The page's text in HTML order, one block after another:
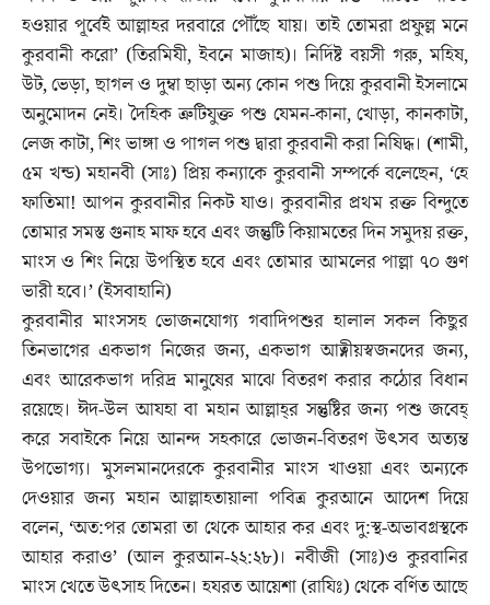
হওয়ার পূর্বেই আল্লাহর দরবারে পৌঁছে যায়। তাই তোমরা প্রফুল্ল মনে
কুরবানী করো’ (তিরমিযী, ইবনে মাজাহ)। নির্দিষ্ট বয়সী গরু, মহিষ,
উট, ভেড়া, ছাগল ও দুম্বা ছাড়া অন্য কোন পশু দিয়ে কুরবানী ইসলামে
অনুমোদন নেই। দৈহিক ত্রুটিযুক্ত পশু যেমন-কানা, খোড়া, কানকাটা,
লেজ কাটা, শিং ভাঙ্গা ও পাগল পশু দ্বারা কুরবানী করা নিষিদ্ধ। (শামী,
৫ম খন্ড) মহানবী (সাঃ) প্রিয় কন্যাকে কুরবানী সম্পর্কে বলেছেন, ‘হে
ফাতিমা! আপন কুরবানীর নিকট যাও। কুরবানীর প্রথম রক্ত বিন্দুতে
তোমার সমস্ত গুনাহ মাফ হবে এবং জন্তুটি কিয়ামতের দিন সমুদয় রক্ত,
মাংস ও শিং নিয়ে উপস্থিত হবে এবং তোমার আমলের পাল্লা ৭০ গুণ
ভারী হবে।’ (ইসবাহানি)
কুরবানীর মাংসসহ ভোজনযোগ্য গবাদিপশুর হালাল সকল কিছুর
তিনভাগের একভাগ নিজের জন্য, একভাগ আত্নীয়স্বজনদের জন্য,
এবং আরেকভাগ দরিদ্র মানুষের মাঝে বিতরণ করার কঠোর বিধান
রয়েছে। ঈদ-উল আযহা বা মহান আল্লাহ্‌র সন্তুষ্টির জন্য পশু জবেহ্‌
করে সবাইকে নিয়ে আনন্দ সহকারে ভোজন-বিতরণ উৎসব অত্যন্ত
উপভোগ্য। মুসলমানদেরকে কুরবানীর মাংস খাওয়া এবং অন্যকে
দেওয়ার জন্য মহান আল্লাহতায়ালা পবিত্র কুরআনে আদেশ দিয়ে
বলেন, ‘অত:পর তোমরা তা থেকে আহার কর এবং দু:স্থ-অভাবগ্রস্থকে
আহার করাও’ (আল কুরআন-২২:২৮)। নবীজী (সাঃ)ও কুরবানির
মাংস খেতে উৎসাহ দিতেন। হযরত আয়েশা (রাযিঃ) থেকে বর্ণিত আছে